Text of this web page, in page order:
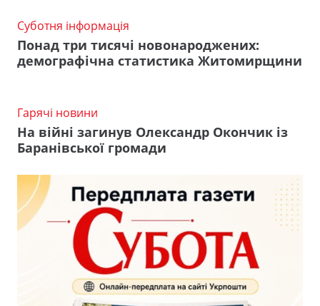
Суботня інформація
Понад три тисячі новонароджених:
демографічна статистика Житомирщини
Гарячі новини
На війні загинув Олександр Окончик із
Баранівської громади